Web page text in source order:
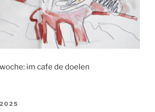
im cafe de doelen